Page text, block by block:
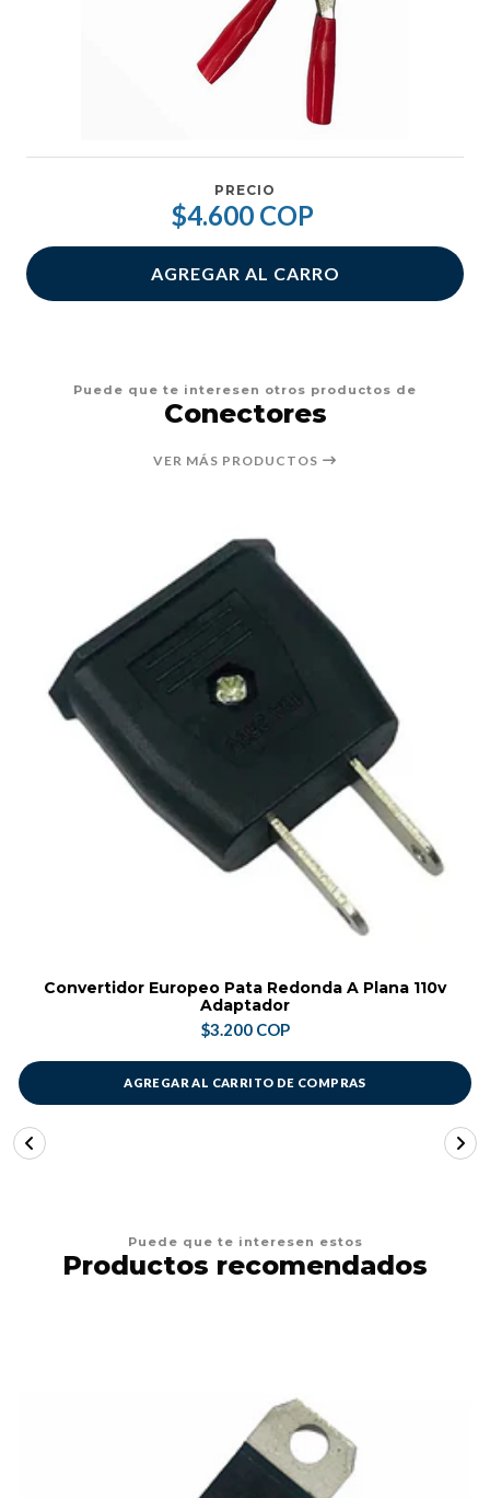
PRECIO
$4.600 COP
AGREGAR AL CARRO
Puede que te interesen otros productos de
Conectores
VER MÁS PRODUCTOS
Convertidor Europeo Pata Redonda A Plana 110v
Adaptador
$3.200 COP
AGREGAR AL CARRITO DE COMPRAS
Puede que te interesen estos
Productos recomendados